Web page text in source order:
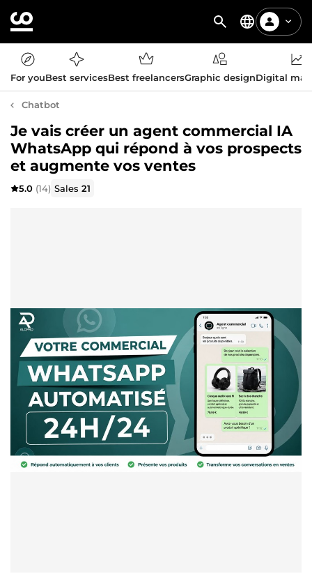
For youBest servicesBest freelancersGraphic designDigital
Chatbot
Je vais créer un agent commercial IA
WhatsApp qui répond à vos prospects
et augmente vos ventes
5.0 (14) Sales21